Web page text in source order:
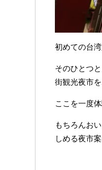
初めての台
そのひとつ
街観光夜市
ここを一度
もちろんお
しめる夜市